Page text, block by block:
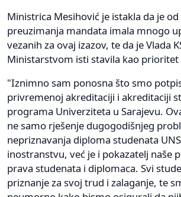
Ministrica Mesihović je istakla da je
preuzimanja mandata imala mnogo
vezanih za ovaj izazov, te da je Vlada
Ministarstvom isti stavila kao prioritet
"Iznimno sam ponosna što smo
privremenoj akreditaciji i akreditaciji
programa Univerziteta u Sarajevu.
ne samo rješenje dugogodišnjeg
nepriznavanja diploma studenata
inostranstvu, već je i pokazatelj naše
prava studenata i diplomaca. Svi
priznanje za svoj trud i zalaganje, te